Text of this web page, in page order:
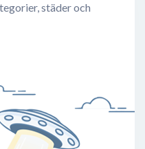
städer och